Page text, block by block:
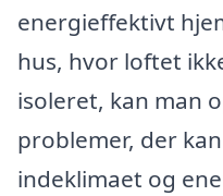
energieffektivt
hus, hvor loftet
isoleret, kan man
problemer, der
indeklimaet og